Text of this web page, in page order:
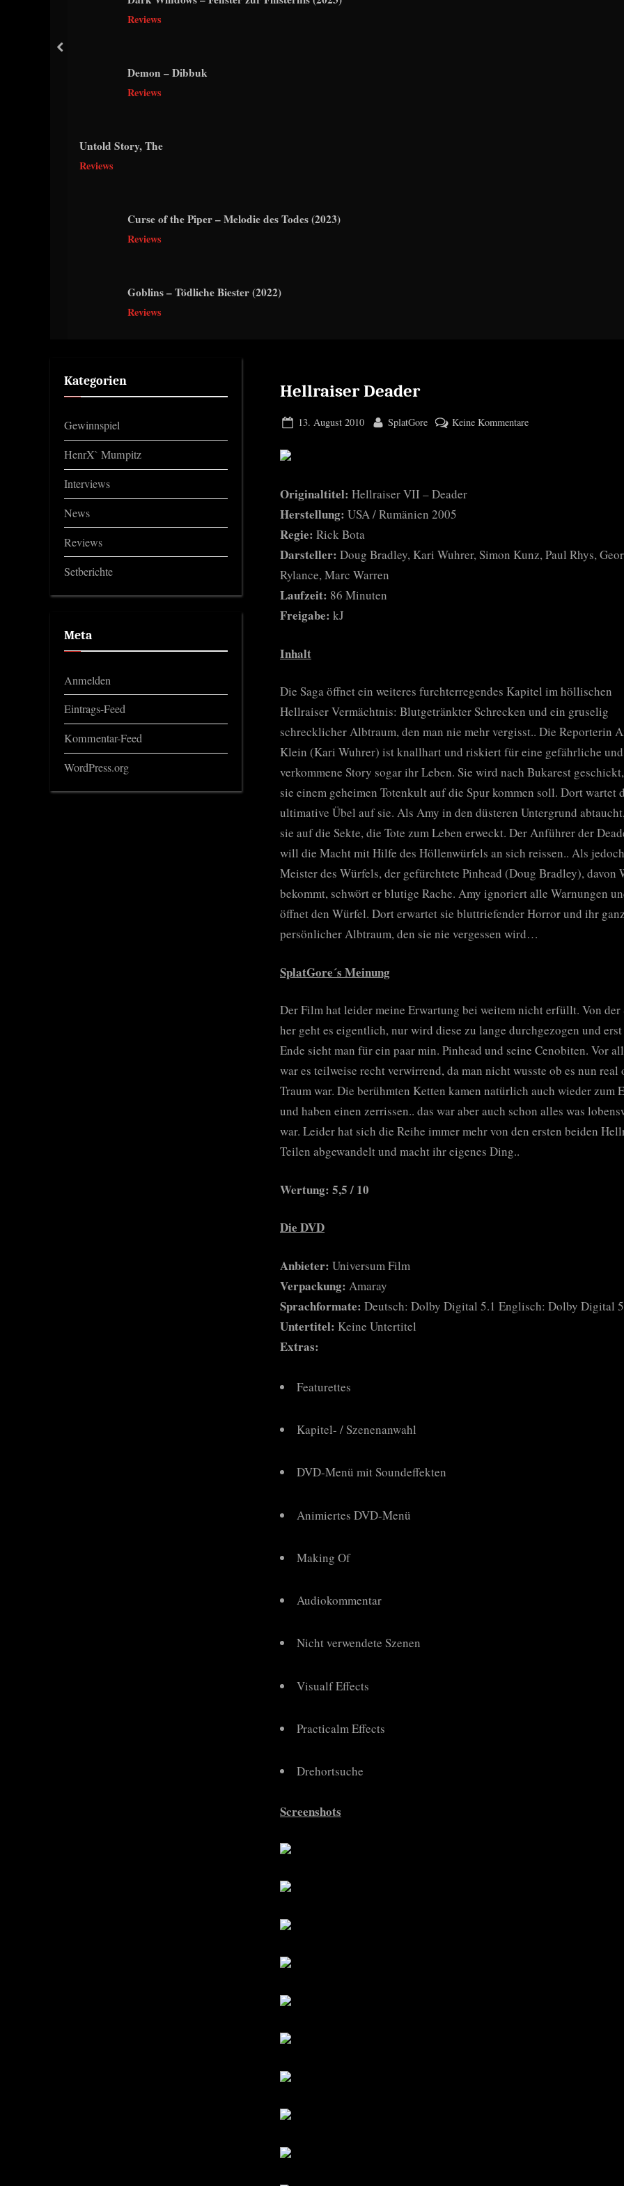
Reviews
Demon – Dibbuk
Reviews
Untold Story, The
Reviews
Curse of the Piper – Melodie des Todes (2023)
Reviews
Goblins – Tödliche Biester (2022)
Reviews
prev
Hellraiser Deader
Posted
13. August 2010 By
SplatGore Keine Kommentarezu
Originaltitel: Hellraiser VII – Deader
Herstellung: USA / Rumänien 2005
Regie: Rick Bota
Darsteller: Doug Bradley, Kari Wuhrer, Simon Kunz, Paul Rhys,
Rylance, Marc Warren
Laufzeit: 86 Minuten
Freigabe: kJ
Inhalt
Die Saga öffnet ein weiteres furchterregendes Kapitel im höllischen
Hellraiser Vermächtnis: Blutgetränkter Schrecken und ein gruselig
schrecklicher Albtraum, den man nie mehr vergisst.. Die Reporterin
Klein (Kari Wuhrer) ist knallhart und riskiert für eine gefährliche und
verkommene Story sogar ihr Leben. Sie wird nach Bukarest
sie einem geheimen Totenkult auf die Spur kommen soll. Dort wartet
ultimative Übel auf sie. Als Amy in den düsteren Untergrund
sie auf die Sekte, die Tote zum Leben erweckt. Der Anführer der
will die Macht mit Hilfe des Höllenwürfels an sich reissen.. Als
Meister des Würfels, der gefürchtete Pinhead (Doug Bradley), davon
bekommt, schwört er blutige Rache. Amy ignoriert alle Warnungen
öffnet den Würfel. Dort erwartet sie bluttriefender Horror und ihr
persönlicher Albtraum, den sie nie vergessen wird…
SplatGore´s Meinung
Der Film hat leider meine Erwartung bei weitem nicht erfüllt. Von der
her geht es eigentlich, nur wird diese zu lange durchgezogen und erst
Ende sieht man für ein paar min. Pinhead und seine Cenobiten. Vor
war es teilweise recht verwirrend, da man nicht wusste ob es nun real
Traum war. Die berühmten Ketten kamen natürlich auch wieder zum
und haben einen zerrissen.. das war aber auch schon alles was
war. Leider hat sich die Reihe immer mehr von den ersten beiden
Teilen abgewandelt und macht ihr eigenes Ding..
Wertung: 5,5 / 10
Die DVD
Anbieter: Universum Film
Verpackung: Amaray
Sprachformate: Deutsch: Dolby Digital 5.1 Englisch: Dolby Digital
Untertitel: Keine Untertitel
Extras:
Featurettes
Kapitel- / Szenenanwahl
DVD-Menü mit Soundeffekten
Animiertes DVD-Menü
Making Of
Audiokommentar
Nicht verwendete Szenen
Visualf Effects
Practicalm Effects
Drehortsuche
Screenshots
Kategorien
Gewinnspiel
HenrX` Mumpitz
Interviews
News
Reviews
Setberichte
Meta
Anmelden
Eintrags-Feed
Kommentar-Feed
WordPress.org